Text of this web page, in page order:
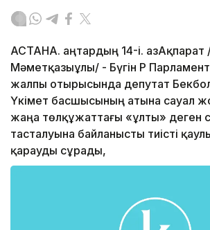
АСТАНА. Қаңтардың 14-і. ҚазАқпарат /
Мәметқазыұлы/ - Бүгін ҚР
жалпы отырысында депутат
Үкімет басшысының атына сауал
жаңа төлқұжаттағы «ұлты» деген
тасталуына байланысты тиісті
қарауды сұрады,